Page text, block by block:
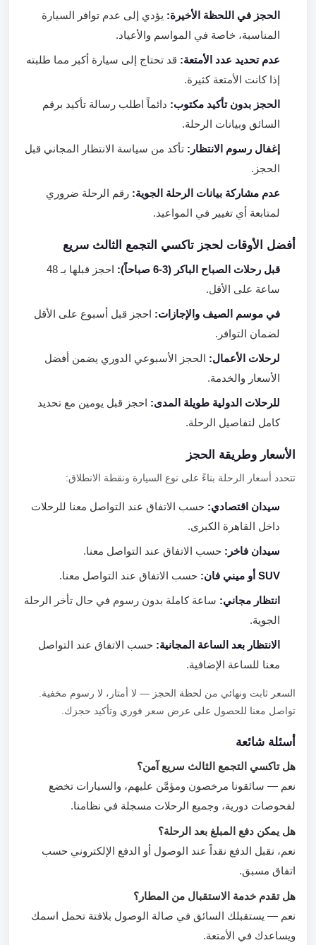
الحجز في اللحظة الأخيرة:يؤدي إلى عدم توافر السيارة
المناسبة، خاصة في المواسم والأعياد.
عدم تحديد عدد الأمتعة:قد تحتاج إلى سيارة أكبر مما طلبته
إذا كانت الأمتعة كثيرة.
الحجز بدون تأكيد مكتوب:دائماً اطلب رسالة تأكيد برقم
السائق وبيانات الرحلة.
إغفال رسوم الانتظار:تأكد من سياسة الانتظار المجاني قبل
الحجز.
عدم مشاركة بيانات الرحلة الجوية:رقم الرحلة ضروري
لمتابعة أي تغيير في المواعيد.
أفضل الأوقات لحجز تاكسي التجمع الثالث سريع
قبل رحلات الصباح الباكر (3-6 صباحاً):
احجز قبلها بـ 48
ساعة على الأقل.
في موسم الصيف والإجازات:احجز قبل أسبوع على الأقل
لضمان التوافر.
لرحلات الأعمال:الحجز الأسبوعي الدوري يضمن أفضل
الأسعار والخدمة.
للرحلات الدولية طويلة المدى:احجز قبل يومين مع تحديد
كامل لتفاصيل الرحلة.
الأسعار وطريقة الحجز
تتحدد أسعار الرحلة بناءً على نوع السيارة ونقطة الانطلاق:
سيدان اقتصادي:حسب الاتفاق عند التواصل معنا للرحلات
داخل القاهرة الكبرى.
سيدان فاخر:حسب الاتفاق عند التواصل معنا.
SUV أو ميني فان: حسب الاتفاق عند التواصل معنا.
انتظار مجاني:ساعة كاملة بدون رسوم في حال تأخر الرحلة
الجوية.
الانتظار بعد الساعة المجانية:حسب الاتفاق عند التواصل
معنا للساعة الإضافية.
السعر ثابت ونهائي من لحظة الحجز — لا أمتار، لا رسوم مخفية.
تواصل معنا للحصول على عرض سعر فوري وتأكيد حجزك.
أسئلة شائعة
هل تاكسي التجمع الثالث سريع آمن؟
نعم — سائقونا مرخصون ومؤمَّن عليهم، والسيارات تخضع
لفحوصات دورية، وجميع الرحلات مسجلة في نظامنا.
هل يمكن دفع المبلغ بعد الرحلة؟
نعم، نقبل الدفع نقداً عند الوصول أو الدفع الإلكتروني حسب
اتفاق مسبق.
هل تقدم خدمة الاستقبال من المطار؟
نعم — يستقبلك السائق في صالة الوصول بلافتة تحمل اسمك
ويساعدك في الأمتعة.